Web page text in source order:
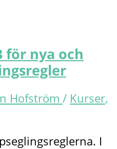
för nya och
Hofström / Kurser,
I